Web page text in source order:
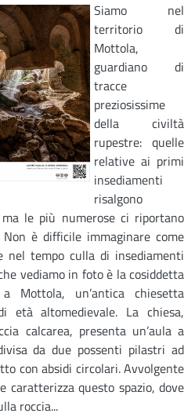
Siamo nel
territorio di
Mottola,
guardiano di
tracce
preziosissime
della civiltà
rupestre: quelle
relative ai primi
insediamenti
risalgono
le più numerose ci riportano
Non è difficile immaginare come
nel tempo culla di insediamenti
vediamo in foto è la cosiddetta
Mottola, un’antica chiesetta
età altomedievale. La chiesa,
calcarea, presenta un’aula a
da due possenti pilastri ad
con absidi circolari. Avvolgente
caratterizza questo spazio, dove
roccia...